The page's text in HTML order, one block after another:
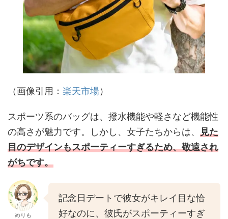
（画像引用： 楽天市場）
スポーツ系のバッグは、撥水機能や軽さなど機能性
の高さが魅力です。しかし、女子たちからは、 見た
目のデザインもスポーティーすぎるため、敬遠され
がちです。
めりも
記念日デートで彼女がキレイ目な恰
好なのに、彼氏がスポーティーすぎ